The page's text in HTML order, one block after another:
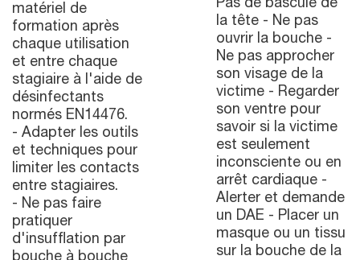
matériel de
formation après
chaque utilisation
et entre chaque
stagiaire à l'aide de
désinfectants
normés EN14476.
- Adapter les outils
et techniques pour
limiter les contacts
entre stagiaires.
- Ne pas faire
pratiquer
d'insufflation par
Pas de bascule de
la tête - Ne pas
ouvrir la bouche -
Ne pas approcher
son visage de la
victime - Regarder
son ventre pour
savoir si la victime
est seulement
inconsciente ou en
arrêt cardiaque -
Alerter et demande
un DAE - Placer un
masque ou un tissu
sur la bouche de la